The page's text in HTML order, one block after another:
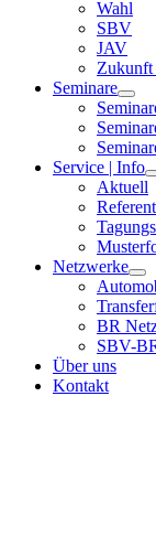
Wahl
SBV
JAV
Zukunft
Seminare
Service | Info
Aktuell
Netzwerke
BR
SBV-
Über uns
Kontakt